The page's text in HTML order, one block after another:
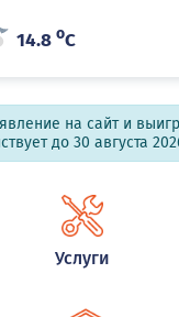
14.8oC
на сайт и
до 30 августа
Услуги